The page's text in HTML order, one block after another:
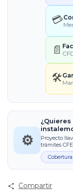
💳
📄
🛠️
⚙️
Proyecto
trámites
Compartir